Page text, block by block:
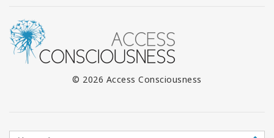
© 2026 Access Consciousness